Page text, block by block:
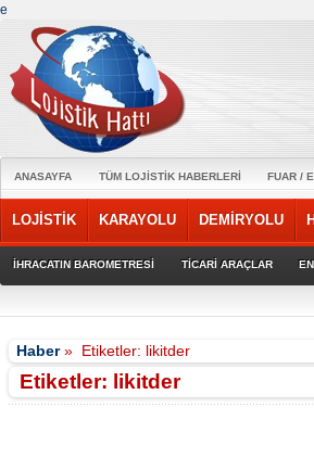
e
ANASAYFA TÜM LOJİSTİK HABERLERİ FUAR /
LOJİSTİK KARAYOLU DEMİRYOLU
İHRACATIN BAROMETRESİ TİCARİ ARAÇLAR
Haber» Etiketler: likitder
Etiketler: likitder